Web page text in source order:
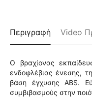
Περιγραφή Video
Ο βραχίονας
ενδοφλέβιας ένεσης,
βάση έγχυσης ABS.
συμβιβασμούς στην